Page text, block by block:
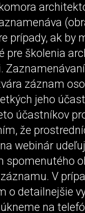
prípady, ak by
pre školenia
záznam
jeho
účastníkov
že
webinár
spomenutého
V
o detailnejšie
na